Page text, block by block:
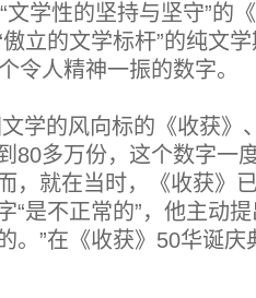
学性的坚持与坚守”的
立的文学标杆”的纯文
令人精神一振的数字。
学的风向标的《收获》
80多万份，这个数字一
，就在当时，《收获》
“是不正常的”，他主动
。”在《收获》50华诞